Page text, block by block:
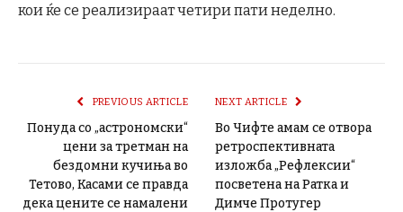
кои ќе се реализираат четири пати неделно.
PREVIOUS ARTICLE
Понуда со „астрономски“
цени за третман на
бездомни кучиња во
Тетово, Касами се правда
дека цените се намалени
NEXT ARTICLE
Во Чифте амам се отвора
ретроспективната
изложба „Рефлексии“
посветена на Ратка и
Димче Протугер